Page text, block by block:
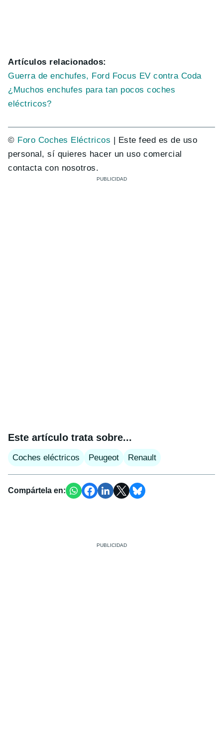
Artículos relacionados:
Guerra de enchufes, Ford Focus EV contra Coda
¿Muchos enchufes para tan pocos coches
eléctricos?
© Foro Coches Eléctricos | Este feed es de uso
personal, sí quieres hacer un uso comercial
contacta con nosotros.
Este artículo trata sobre...
Coches eléctricos Peugeot Renault
Compártela en: